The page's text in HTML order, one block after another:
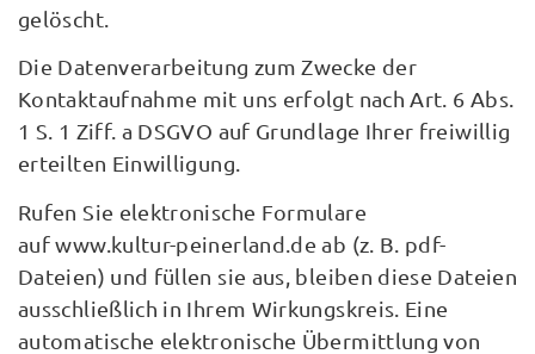
gelöscht.
Die Datenverarbeitung zum Zwecke der
Kontaktaufnahme mit uns erfolgt nach Art. 6 Abs.
1 S. 1 Ziff. a DSGVO auf Grundlage Ihrer freiwillig
erteilten Einwilligung.
Rufen Sie elektronische Formulare
auf www.kultur-peinerland.de ab (z. B. pdf-
Dateien) und füllen sie aus, bleiben diese Dateien
ausschließlich in Ihrem Wirkungskreis. Eine
automatische elektronische Übermittlung von